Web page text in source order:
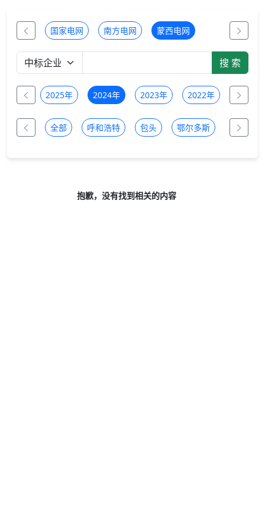
国家电网 南方电网 蒙西电网
年 2025年 2024年 2023年 2022年 2021年
全部 呼和浩特 包头 鄂尔多斯 乌兰察布
抱歉，没有找到相关的内容